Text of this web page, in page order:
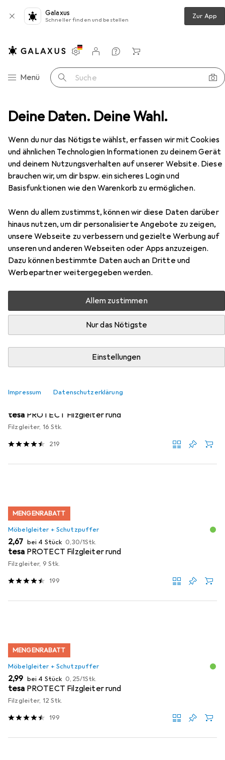
Deine Daten. Deine Wahl.
Wenn du nur das Nötigste wählst, erfassen wir mit Cookies
und ähnlichen Technologien Informationen zu deinem Gerät
und deinem Nutzungsverhalten auf unserer Website. Diese
brauchen wir, um dir bspw. ein sicheres Login und
Basisfunktionen wie den Warenkorb zu ermöglichen.
Wenn du allem zustimmst, können wir diese Daten darüber
hinaus nutzen, um dir personalisierte Angebote zu zeigen,
unsere Webseite zu verbessern und gezielte Werbung auf
unseren und anderen Webseiten oder Apps anzuzeigen.
Dazu können bestimmte Daten auch an Dritte und
Werbepartner weitergegeben werden.
Allem zustimmen
Nur das Nötigste
Einstellungen
Impressum Datenschutzerklärung
Galaxus
Schneller finden und bestellen Zur App
Navigation nach Kategorien
Menü Suche
Einstellungen
Kundenkonto
Vergleichslisten
Merklisten
Warenkorb
Regal Vicco Spülenunterschrank R-Line
EUR
177,19
ViccoSpülenunterschrank R-Line
80 x 60 x 81.60 cm
Zubehör für Vicco
Spülenunterschrank R-Line
Hier findest du passendes Zubehör zum Produkt Vicco
Möbelgleiter + Schutzpuffer.
Relevanz
Produktliste
Möbelgleiter + Schutzpuffer
tesa PROTECT Filzgleiter rund
Filzgleiter, 16 Stk.
219
MENGENRABATT
Möbelgleiter + Schutzpuffer
EUR
2,67 bei 4 Stück EUR
0,30/1Stk.
tesa PROTECT Filzgleiter rund
Filzgleiter, 9 Stk.
199
MENGENRABATT
Möbelgleiter + Schutzpuffer
EUR
2,99 bei 4 Stück EUR
0,25/1Stk.
tesa PROTECT Filzgleiter rund
Filzgleiter, 12 Stk.
199